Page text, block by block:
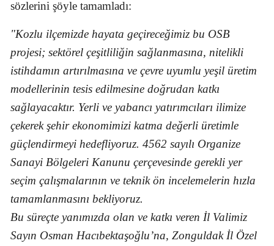
sözlerini şöyle tamamladı:
"Kozlu ilçemizde hayata geçireceğimiz bu OSB
projesi; sektörel çeşitliliğin sağlanmasına, nitelikli
istihdamın artırılmasına ve çevre uyumlu yeşil üretim
modellerinin tesis edilmesine doğrudan katkı
sağlayacaktır. Yerli ve yabancı yatırımcıları ilimize
çekerek şehir ekonomimizi katma değerli üretimle
güçlendirmeyi hedefliyoruz. 4562 sayılı Organize
Sanayi Bölgeleri Kanunu çerçevesinde gerekli yer
seçim çalışmalarının ve teknik ön incelemelerin hızla
tamamlanmasını bekliyoruz.
Bu süreçte yanımızda olan ve katkı veren İl Valimiz
Sayın Osman Hacıbektaşoğlu’na, Zonguldak İl Özel